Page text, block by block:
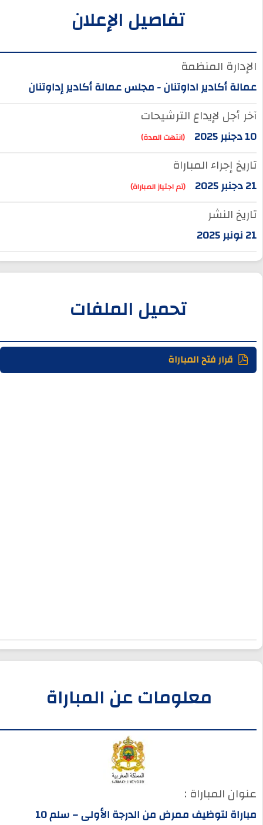
تفاصيل الإعلان
الإدارة المنظمة
عمالة أكادير اداوتنان - مجلس عمالة أكادير إداوتنان
آخر أجل لإيداع الترشيحات
10 دجنبر 2025 (انتهت المدة)
تاريخ إجراء المباراة
21 دجنبر 2025 (تم اجتياز المباراة)
تاريخ النشر
21 نونبر 2025
تحميل الملفات
قرار فتح المباراة
معلومات عن المباراة
عنوان المباراة :
مباراة لتوظيف ممرض من الدرجة الأولى – سلم 10